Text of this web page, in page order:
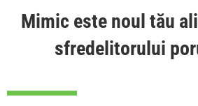
Mimic este noul tău
sfredelitorului